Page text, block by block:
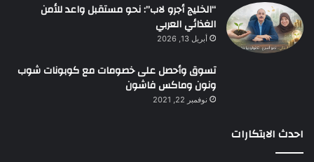
“الخليج أجرو لاب”: نحو مستقبل واعد للأمن
الغذائي العربي
أبريل 13, 2026
تسوق وأحصل على خصومات مع كوبونات شوب
ونون وماكس فاشون
نوفمبر 22, 2021
احدث الابتكارات